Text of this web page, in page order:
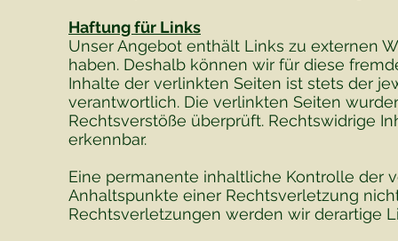
Haftung für Links
Unser Angebot enthält Links zu externen
haben. Deshalb können wir für diese
Inhalte der verlinkten Seiten ist stets der
verantwortlich. Die verlinkten Seiten
Rechtsverstöße überprüft. Rechtswidrige
erkennbar.
Eine permanente inhaltliche Kontrolle der
Anhaltspunkte einer Rechtsverletzung
Rechtsverletzungen werden wir derartige